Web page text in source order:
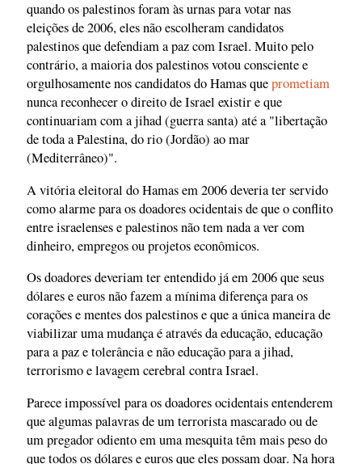
quando os palestinos foram às urnas para votar nas
eleições de 2006, eles não escolheram candidatos
palestinos que defendiam a paz com Israel. Muito pelo
contrário, a maioria dos palestinos votou consciente e
orgulhosamente nos candidatos do Hamas queprometiam
nunca reconhecer o direito de Israel existir e que
continuariam com a jihad (guerra santa) até a "libertação
de toda a Palestina, do rio (Jordão) ao mar
(Mediterrâneo)".
A vitória eleitoral do Hamas em 2006 deveria ter servido
como alarme para os doadores ocidentais de que o conflito
entre israelenses e palestinos não tem nada a ver com
dinheiro, empregos ou projetos econômicos.
Os doadores deveriam ter entendido já em 2006 que seus
dólares e euros não fazem a mínima diferença para os
corações e mentes dos palestinos e que a única maneira de
viabilizar uma mudança é através da educação, educação
para a paz e tolerância e não educação para a jihad,
terrorismo e lavagem cerebral contra Israel.
Parece impossível para os doadores ocidentais entenderem
que algumas palavras de um terrorista mascarado ou de
um pregador odiento em uma mesquita têm mais peso do
que todos os dólares e euros que eles possam doar. Na hora